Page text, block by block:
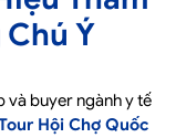
Ý
và buyer ngành y tế
Hội Chợ Quốc